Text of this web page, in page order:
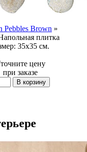
Pebbles Brown »
плитка
35x35 см.
цену
при заказе